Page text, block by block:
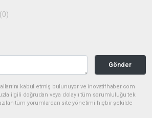
(0)
Gönder
kabul etmiş bulunuyor ve inovatifhaber.com
ilgili doğrudan veya dolaylı tüm sorumluluğu tek
tüm yorumlardan site yönetimi hiçbir şekilde